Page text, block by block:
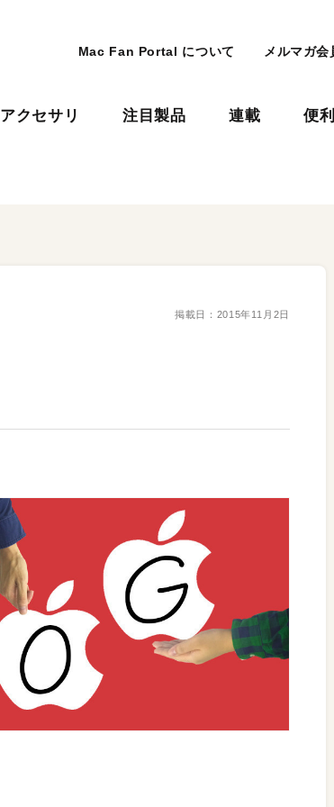
Mac Fan Portal について メルマガ会
アクセサリ 注目製品 連載 便
掲載日： 2015年11月2日